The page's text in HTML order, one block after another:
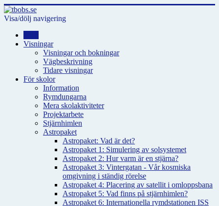
Visa/dölj navigering
Visningar
Visningar och bokningar
Vägbeskrivning
Tidare visningar
För skolor
Information
Rymdungarna
Mera skolaktiviteter
Projektarbete
Stjärnhimlen
Astropaket
Astropaket: Vad är det?
Astropaket 1: Simulering av solsystemet
Astropaket 2: Hur varm är en stjärna?
Astropaket 3: Vintergatan - Vår kosmiska
omgivning i ständig rörelse
Astropaket 4: Placering av satellit i omloppsbana
Astropaket 5: Vad finns på stjärnhimlen?
Astropaket 6: Internationella rymdstationen ISS